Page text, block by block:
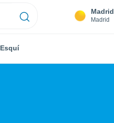
Madrid
Madrid
Esquí